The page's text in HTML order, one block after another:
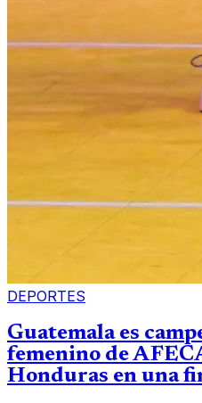
DEPORTES
Guatemala es
femenino de
Honduras en una